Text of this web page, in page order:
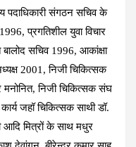
पदाधिकारी संगठन सचिव के
प्रगतिशील युवा विचार
बालोद सचिव 1996, आकांक्षा
2001, निजी चिकित्सक
निजी चिकित्सक संघ
जहॉ चिकित्सक साथी डॉ.
आदि मित्रों के साथ मधुर